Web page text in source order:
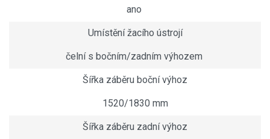
ano
Umístění žacího ústrojí
čelní s bočním/zadním výhozem
Šířka záběru boční výhoz
1520/1830 mm
Šířka záběru zadní výhoz